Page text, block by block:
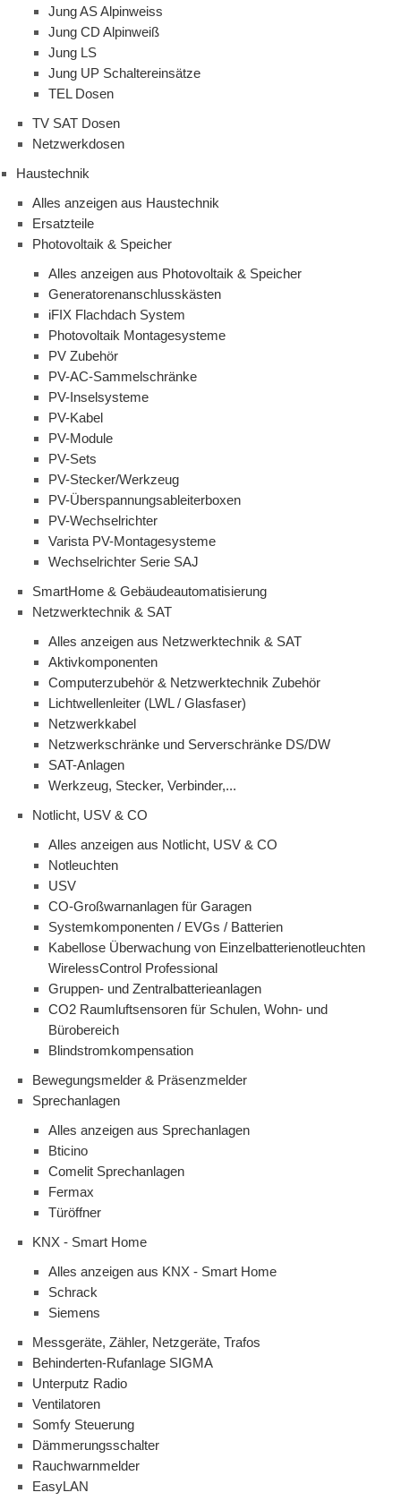
Jung AS Alpinweiss
Jung CD Alpinweiß
Jung LS
Jung UP Schaltereinsätze
TEL Dosen
TV SAT Dosen
Netzwerkdosen
Haustechnik
Alles anzeigen aus Haustechnik
Ersatzteile
Photovoltaik & Speicher
Alles anzeigen aus Photovoltaik & Speicher
Generatorenanschlusskästen
iFIX Flachdach System
Photovoltaik Montagesysteme
PV Zubehör
PV-AC-Sammelschränke
PV-Inselsysteme
PV-Kabel
PV-Module
PV-Sets
PV-Stecker/Werkzeug
PV-Überspannungsableiterboxen
PV-Wechselrichter
Varista PV-Montagesysteme
Wechselrichter Serie SAJ
SmartHome & Gebäudeautomatisierung
Netzwerktechnik & SAT
Alles anzeigen aus Netzwerktechnik & SAT
Aktivkomponenten
Computerzubehör & Netzwerktechnik Zubehör
Lichtwellenleiter (LWL / Glasfaser)
Netzwerkkabel
Netzwerkschränke und Serverschränke DS/DW
SAT-Anlagen
Werkzeug, Stecker, Verbinder,...
Notlicht, USV & CO
Alles anzeigen aus Notlicht, USV & CO
Notleuchten
USV
CO-Großwarnanlagen für Garagen
Systemkomponenten / EVGs / Batterien
Kabellose Überwachung von Einzelbatterienotleuchten
WirelessControl Professional
Gruppen- und Zentralbatterieanlagen
CO2 Raumluftsensoren für Schulen, Wohn- und
Bürobereich
Blindstromkompensation
Bewegungsmelder & Präsenzmelder
Sprechanlagen
Alles anzeigen aus Sprechanlagen
Bticino
Comelit Sprechanlagen
Fermax
Türöffner
KNX - Smart Home
Alles anzeigen aus KNX - Smart Home
Schrack
Siemens
Messgeräte, Zähler, Netzgeräte, Trafos
Behinderten-Rufanlage SIGMA
Unterputz Radio
Ventilatoren
Somfy Steuerung
Dämmerungsschalter
Rauchwarnmelder
EasyLAN